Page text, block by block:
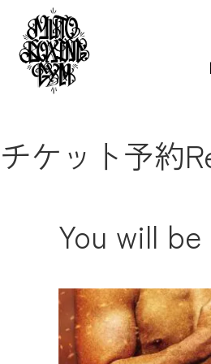
チケット予約
You will